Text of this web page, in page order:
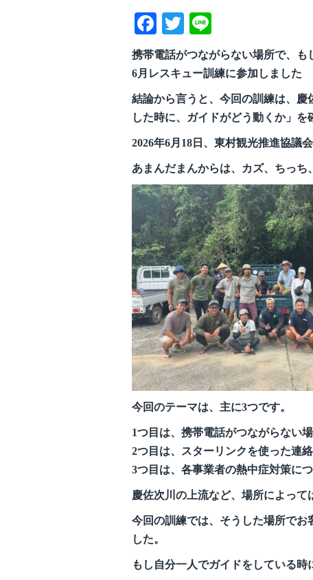
F
a
c
e
b
o
o
k
T
w
itt
er
n
e
携帯電話がつながらない場所で、も
6月レスキュー訓練に参加しました
結論から言うと、今回の訓練は、
した時に、ガイドがどう動くか」を
2026年6月18日、東村観光推進協議
あまんだまんからは、カズ、ちっち
今回のテーマは、主に3つです。
1つ目は、携帯電話がつながらない
2つ目は、スターリンクを使った連絡
3つ目は、各事業者の熱中症対策に
慶佐次川の上流など、場所によって
今回の訓練では、そうした場所で
した。
もし自分一人でガイドをしている時